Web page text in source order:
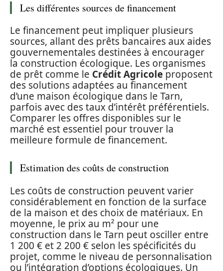
Les différentes sources de financement
Le financement peut impliquer plusieurs
sources, allant des prêts bancaires aux aides
gouvernementales destinées à encourager
la construction écologique. Les organismes
de prêt comme le Crédit Agricole proposent
des solutions adaptées au financement
d’une maison écologique dans le Tarn,
parfois avec des taux d’intérêt préférentiels.
Comparer les offres disponibles sur le
marché est essentiel pour trouver la
meilleure formule de financement.
Estimation des coûts de construction
Les coûts de construction peuvent varier
considérablement en fonction de la surface
de la maison et des choix de matériaux. En
moyenne, le prix au m² pour une
construction dans le Tarn peut osciller entre
1 200 € et 2 200 € selon les spécificités du
projet, comme le niveau de personnalisation
ou l’intégration d’options écologiques. Un